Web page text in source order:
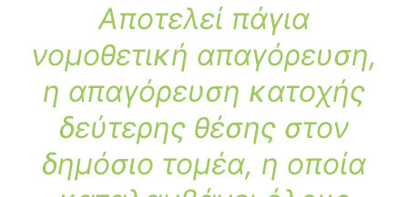
Αποτελεί πάγια
νομοθετική απαγόρευση,
η απαγόρευση κατοχής
δεύτερης θέσης στον
δημόσιο τομέα, η οποία